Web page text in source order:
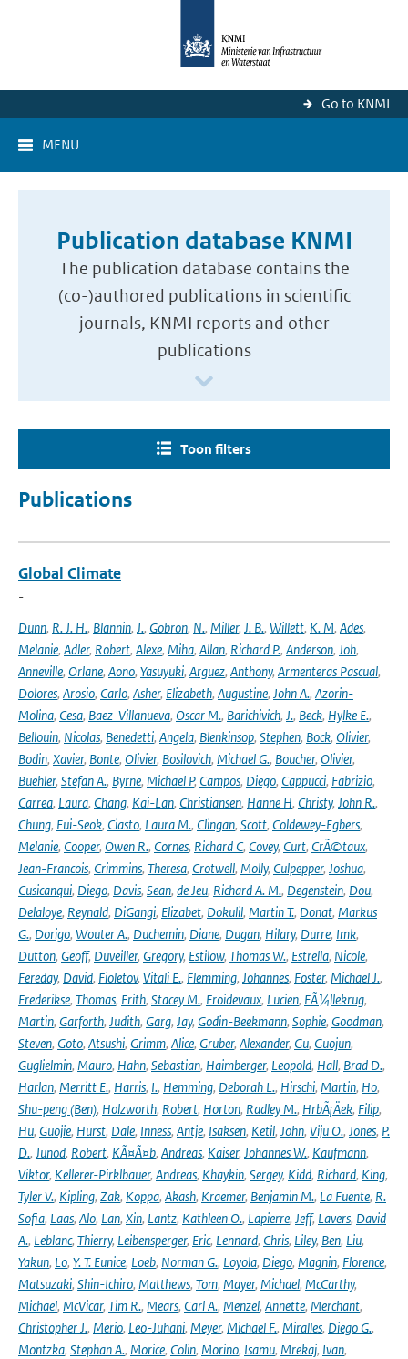
Go to KNMI
MENU
Publication database KNMI
The publication database contains the
(co-)authored publications in scientific
journals, KNMI reports and other
publications
Toon filters
Publications
Global Climate
-
Dunn, R. J. H., Blannin, J., Gobron, N., Miller, J. B., Willett, K. M, Ades,
Melanie, Adler, Robert, Alexe, Miha, Allan, Richard P., Anderson, Joh,
Anneville, Orlane, Aono, Yasuyuki, Arguez, Anthony, Armenteras Pascual,
Dolores, Arosio, Carlo, Asher, Elizabeth, Augustine, John A., Azorin-
Molina, Cesa, Baez-Villanueva, Oscar M., Barichivich, J., Beck, Hylke E.,
Bellouin, Nicolas, Benedetti, Angela, Blenkinsop, Stephen, Bock, Olivier,
Bodin, Xavier, Bonte, Olivier, Bosilovich, Michael G., Boucher, Olivier,
Buehler, Stefan A., Byrne, Michael P, Campos, Diego, Cappucci, Fabrizio,
Carrea, Laura, Chang, Kai-Lan, Christiansen, Hanne H, Christy, John R.,
Chung, Eui-Seok, Ciasto, Laura M., Clingan, Scott, Coldewey-Egbers,
Melanie, Cooper, Owen R., Cornes, Richard C, Covey, Curt, CrÃ©taux,
Jean-Francois, Crimmins, Theresa, Crotwell, Molly, Culpepper, Joshua,
Cusicanqui, Diego, Davis, Sean, de Jeu, Richard A. M., Degenstein, Dou,
Delaloye, Reynald, DiGangi, Elizabet, Dokulil, Martin T., Donat, Markus
G., Dorigo, Wouter A., Duchemin, Diane, Dugan, Hilary, Durre, Imk,
Dutton, Geoff, Duveiller, Gregory, Estilow, Thomas W., Estrella, Nicole,
Fereday, David, Fioletov, Vitali E., Flemming, Johannes, Foster, Michael J.,
Frederikse, Thomas, Frith, Stacey M., Froidevaux, Lucien, FÃ¼llekrug,
Martin, Garforth, Judith, Garg, Jay, Godin-Beekmann, Sophie, Goodman,
Steven, Goto, Atsushi, Grimm, Alice, Gruber, Alexander, Gu, Guojun,
Guglielmin, Mauro, Hahn, Sebastian, Haimberger, Leopold, Hall, Brad D.,
Harlan, Merritt E., Harris, I., Hemming, Deborah L., Hirschi, Martin, Ho,
Shu-peng (Ben), Holzworth, Robert, Horton, Radley M., HrbÃ¡Äek, Filip,
Hu, Guojie, Hurst, Dale, Inness, Antje, Isaksen, Ketil, John, Viju O., Jones, P.
D., Junod, Robert, KÃ¤Ã¤b, Andreas, Kaiser, Johannes W., Kaufmann,
Viktor, Kellerer-Pirklbauer, Andreas, Khaykin, Sergey, Kidd, Richard, King,
Tyler V., Kipling, Zak, Koppa, Akash, Kraemer, Benjamin M., La Fuente, R.
Sofia, Laas, Alo, Lan, Xin, Lantz, Kathleen O., Lapierre, Jeff, Lavers, David
A., Leblanc, Thierry, Leibensperger, Eric, Lennard, Chris, Liley, Ben, Liu,
Yakun, Lo, Y. T. Eunice, Loeb, Norman G., Loyola, Diego, Magnin, Florence,
Matsuzaki, Shin-Ichiro, Matthews, Tom, Mayer, Michael, McCarthy,
Michael, McVicar, Tim R., Mears, Carl A., Menzel, Annette, Merchant,
Christopher J., Merio, Leo-Juhani, Meyer, Michael F., Miralles, Diego G.,
Montzka, Stephan A., Morice, Colin, Morino, Isamu, Mrekaj, Ivan,